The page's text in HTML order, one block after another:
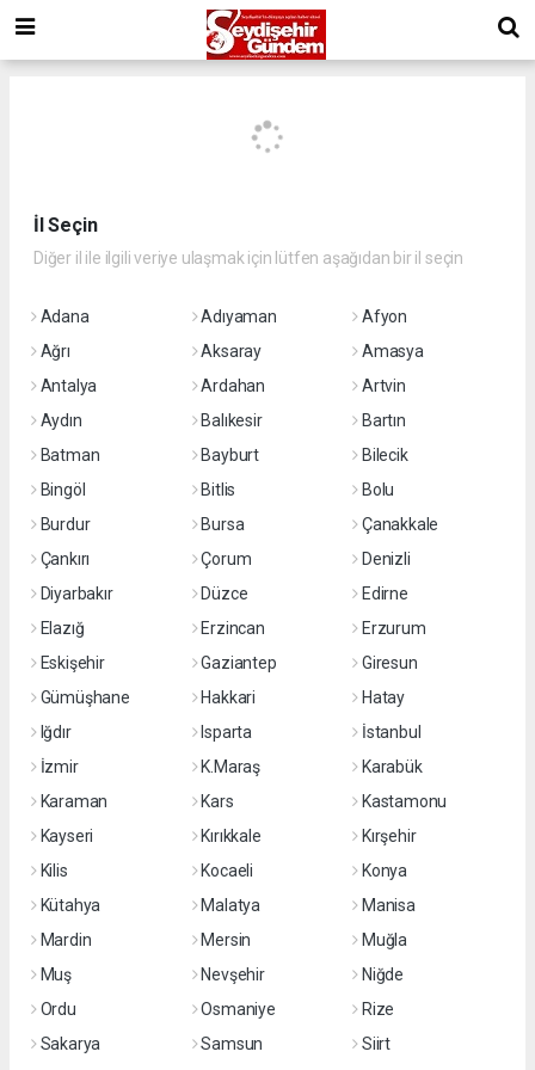
İl Seçin
Diğer il ile ilgili veriye ulaşmak için lütfen aşağıdan bir il seçin
Adana Adıyaman
Afyon
Ağrı
Aksaray
Amasya
Antalya
Ardahan
Artvin
Aydın
Balıkesir
Bartın
Batman
Bayburt
Bilecik
Bingöl
Bitlis
Bolu
Burdur
Bursa
Çanakkale
Çankırı
Çorum
Denizli
Diyarbakır
Düzce
Edirne
Elazığ
Erzincan
Erzurum
Eskişehir
Gaziantep
Giresun
Gümüşhane
Hakkari
Hatay
Iğdır
Isparta
İstanbul
İzmir
K.Maraş
Karabük
Karaman
Kars
Kastamonu
Kayseri
Kırıkkale
Kırşehir
Kilis
Kocaeli
Konya
Kütahya
Malatya
Manisa
Mardin
Mersin
Muğla
Muş
Nevşehir
Niğde
Ordu
Osmaniye
Rize
Sakarya
Samsun
Siirt